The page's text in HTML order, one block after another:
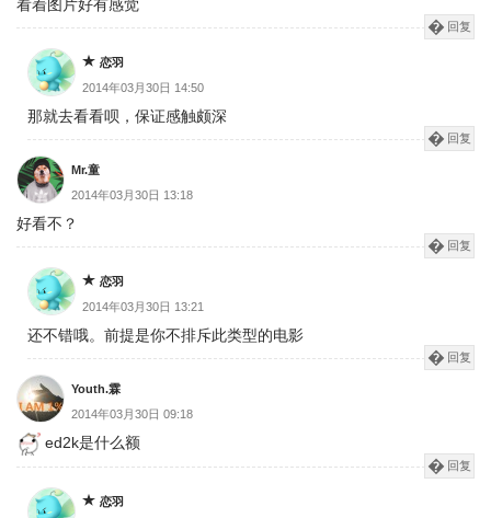
看着图片好有感觉
回复
恋羽
2014年03月30日 14:50
那就去看看呗，保证感触颇深
回复
Mr.童
2014年03月30日 13:18
好看不？
回复
恋羽
2014年03月30日 13:21
还不错哦。前提是你不排斥此类型的电影
回复
Youth.霖
2014年03月30日 09:18
ed2k是什么额
回复
恋羽